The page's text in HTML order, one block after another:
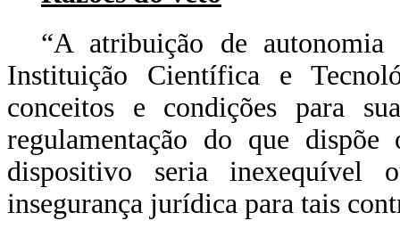
“A atribuição de
Instituição Científica e
conceitos e condições para
regulamentação do que
dispositivo seria
insegurança jurídica para tais